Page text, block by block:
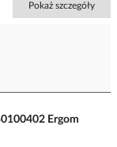
Pokaż szczegóły
Ergom